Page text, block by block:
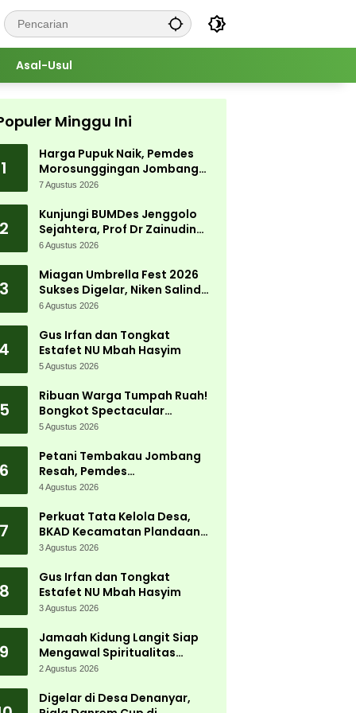
Asal-Usul
Minggu Ini
1
Harga Pupuk Naik, Pemdes
Morosunggingan Jombang
Cari Solusi Lewat Kajian
7 Agustus 2026
2
Kunjungi BUMDes Jenggolo
Sejahtera, Prof Dr Zainudin
Maliki: Kita Wujudkan
Potensi Desa
6 Agustus 2026
3
Miagan Umbrella Fest 2026
Sukses Digelar, Niken Salindry
Jadi Magnet Ribuan
6 Agustus 2026
4
Gus Irfan dan Tongkat
Estafet NU Mbah Hasyim
5 Agustus 2026
5
Ribuan Warga Tumpah Ruah!
Bongkot Spectacular
Carnival 2026 Jadi Pesta
Peterongan
5 Agustus 2026
6
Petani Tembakau Jombang
Resah, Pemdes
Tanjungwadung dan Disperta
4 Agustus 2026
7
Perkuat Tata Kelola Desa,
BKAD Kecamatan Plandaan
Gelar Pelatihan Aparatur
3 Agustus 2026
8
Gus Irfan dan Tongkat
Estafet NU Mbah Hasyim
3 Agustus 2026
9
Jamaah Kidung Langit Siap
Mengawal Spiritualitas
Muktamar NU
2 Agustus 2026
Digelar di Desa Denanyar,